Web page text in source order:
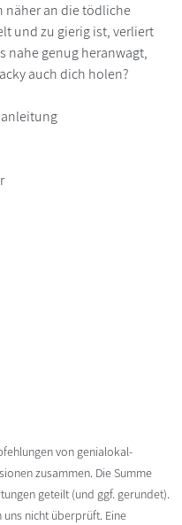
näher an die tödliche
und zu gierig ist, verliert
nahe genug heranwagt,
auch dich holen?
von genialokal-
zusammen. Die Summe
geteilt (und ggf. gerundet).
nicht überprüft. Eine